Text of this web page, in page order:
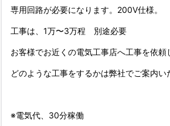
専用回路が必要になります。200V仕様。
工事は、1万〜3万程 別途必要
お客様でお近くの電気工事店へ工事を依頼
どのような工事をするかは弊社でご案内い
※電気代、30分稼働